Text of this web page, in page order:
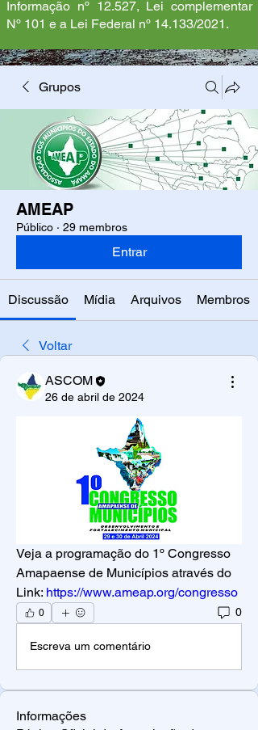
Informação nº 12.527, Lei complementar
Nº 101 e a Lei Federal nº 14.133/2021.
Grupos
AMEAP
Público · 29 membros
Entrar
Discussão Mídia Arquivos Membros
Voltar
ASCOM
26 de abril de 2024
Veja a programação do 1º Congresso
Amapaense de Municípios através do
Link: https://www.ameap.org/congresso
0 0
Escreva um comentário
Informações